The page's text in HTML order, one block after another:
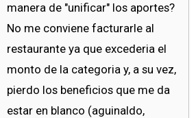
manera de "unificar" los aportes?
No me conviene facturarle al
restaurante ya que excederia el
monto de la categoria y, a su vez,
pierdo los beneficios que me da
estar en blanco (aguinaldo,